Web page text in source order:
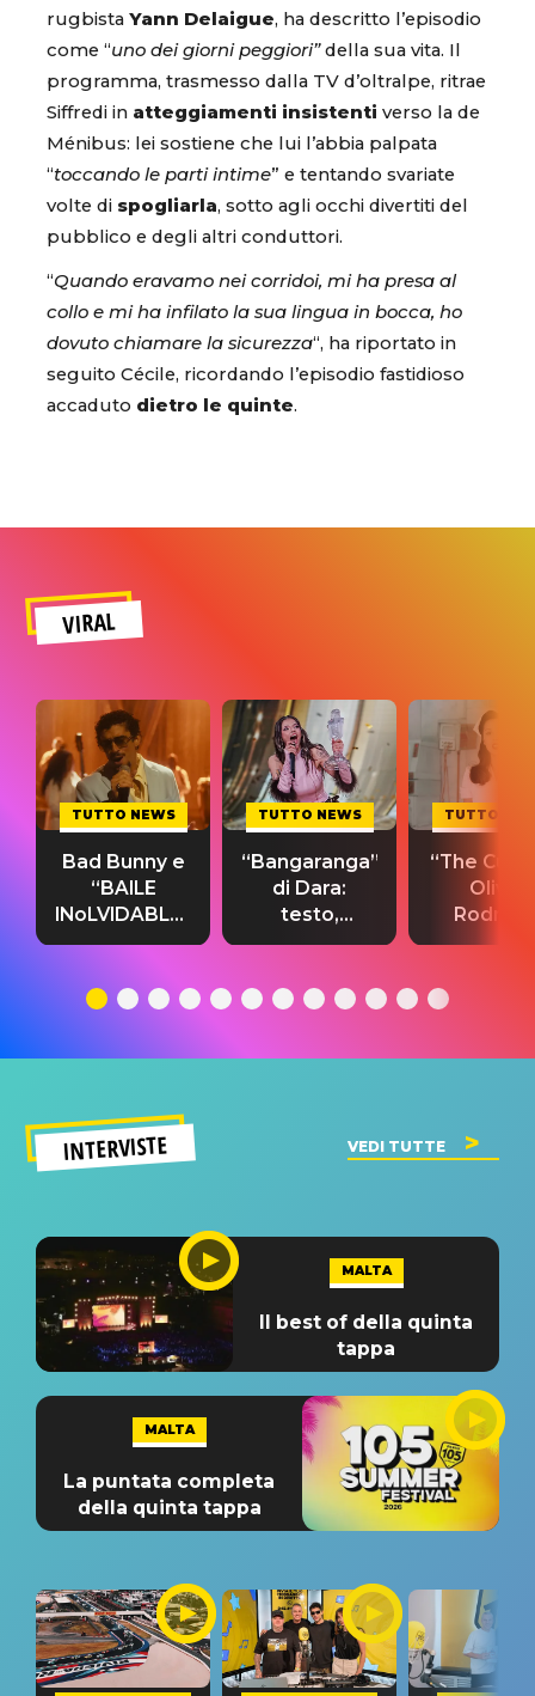
rugbista Yann Delaigue, ha descritto l’episodio
come “uno dei giorni peggiori”della sua vita. Il
programma, trasmesso dalla TV d’oltralpe, ritrae
Siffredi in atteggiamenti insistenti verso la de
Ménibus: lei sostiene che lui l’abbia palpata
“toccando le parti intime” e tentando svariate
volte di spogliarla, sotto agli occhi divertiti del
pubblico e degli altri conduttori.
“Quando eravamo nei corridoi, mi ha presa al
collo e mi ha infilato la sua lingua in bocca, ho
dovuto chiamare la sicurezza“, ha riportato in
seguito Cécile, ricordando l’episodio fastidioso
accaduto dietro le quinte.
VIRAL
TUTTO NEWS
Bad Bunny e
“BAILE
INoLVIDABLE”:
testo,
significato
TUTTO NEWS
“Bangaranga”
di Dara:
testo,
traduzione e
del singolo
TUTTO
“The
Olivia
testo,
INTERVISTE VEDI TUTTE
MALTA
Il best of della quinta
tappa
MALTA
La puntata completa
della quinta tappa